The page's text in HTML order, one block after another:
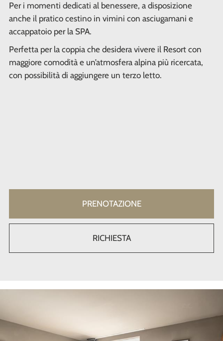
Per i momenti dedicati al benessere, a disposizione
anche il pratico cestino in vimini con asciugamani e
accappatoio per la SPA.
Perfetta per la coppia che desidera vivere il Resort con
maggiore comodità e un’atmosfera alpina più ricercata,
con possibilità di aggiungere un terzo letto.
PRENOTAZIONE
RICHIESTA